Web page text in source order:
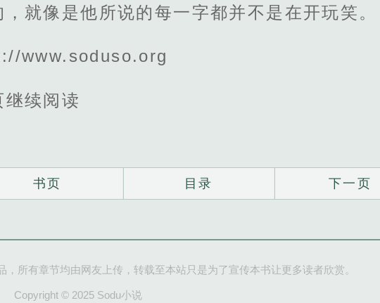
就像是他所说的每一字都并不是在开玩笑。
www.soduso.org
续阅读
书页 目录 下一页
，所有章节均由网友上传，转载至本站只是为了宣传本书让更多读者欣赏。
Copyright © 2025 Sodu小说